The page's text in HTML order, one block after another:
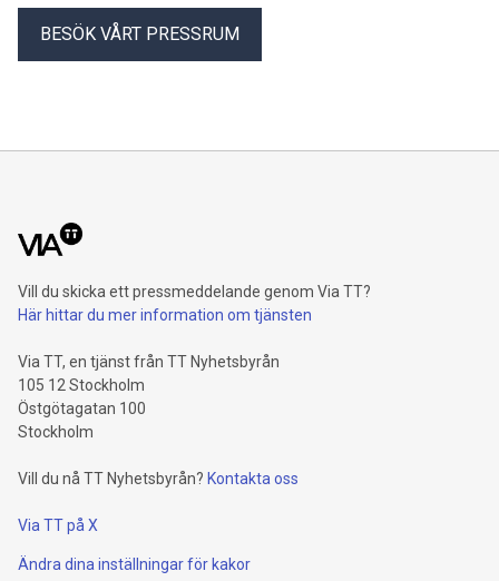
BESÖK VÅRT PRESSRUM
Vill du skicka ett pressmeddelande genom Via TT?
Här hittar du mer information om tjänsten
Via TT, en tjänst från TT Nyhetsbyrån
105 12 Stockholm
Östgötagatan 100
Stockholm
Vill du nå TT Nyhetsbyrån? Kontakta oss
Via TT på X
Ändra dina inställningar för kakor